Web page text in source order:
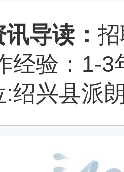
讯导读：
经验：1-
:绍兴县派